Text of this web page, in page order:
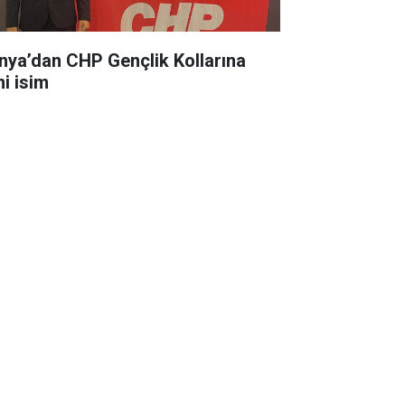
CHP Gençlik Kollarına
isim